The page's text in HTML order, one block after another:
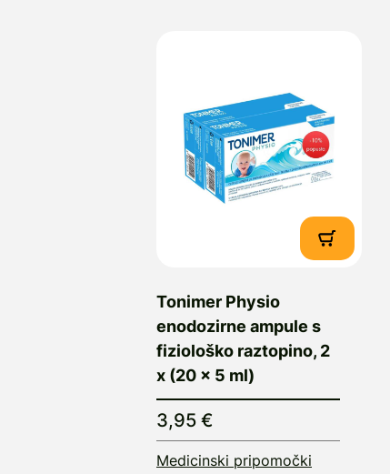
Tonimer Physio
enodozirne ampule s
fiziološko raztopino, 2
x (20 x 5 ml)
3,95 €
Medicinski pripomočki